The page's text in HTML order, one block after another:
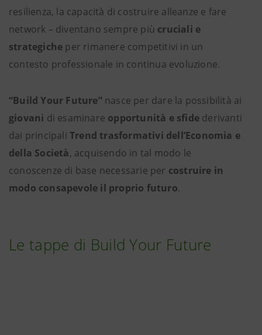
resilienza, la capacità di costruire alleanze e fare
network – diventano sempre più cruciali e
strategiche per rimanere competitivi in un
contesto professionale in continua evoluzione.
“Build Your Future” nasce per dare la possibilità ai
giovani di esaminare opportunità e sfide derivanti
dai principali Trend trasformativi dell’Economia e
della Società, acquisendo in tal modo le
conoscenze di base necessarie per costruire in
modo consapevole il proprio futuro.
Le tappe di Build Your Future